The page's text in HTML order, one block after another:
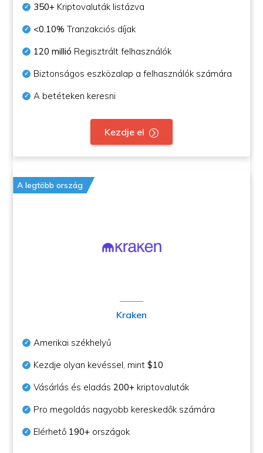
350+ Kriptovaluták listázva
<0.10% Tranzakciós díjak
120 millió Regisztrált felhasználók
Biztonságos eszközalap a felhasználók számára
A betéteken keresni
Kezdje el
A legtöbb ország
Kraken
Amerikai székhelyű
Kezdje olyan kevéssel, mint$10
Vásárlás és eladás200+ kriptovaluták
Pro megoldás nagyobb kereskedők számára
Elérhető 190+ országok